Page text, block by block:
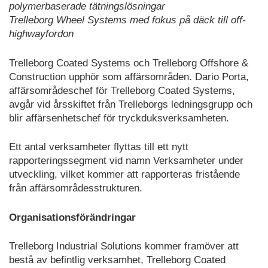
polymerbaserade tätningslösningar
Trelleborg Wheel Systems med fokus på däck till off-
highwayfordon
Trelleborg Coated Systems och Trelleborg Offshore &
Construction upphör som affärsområden. Dario Porta,
affärsområdeschef för Trelleborg Coated Systems,
avgår vid årsskiftet från Trelleborgs ledningsgrupp och
blir affärsenhetschef för tryckduksverksamheten.
Ett antal verksamheter flyttas till ett nytt
rapporteringssegment vid namn Verksamheter under
utveckling, vilket kommer att rapporteras fristående
från affärsområdesstrukturen.
Organisationsförändringar
Trelleborg Industrial Solutions kommer framöver att
bestå av befintlig verksamhet, Trelleborg Coated